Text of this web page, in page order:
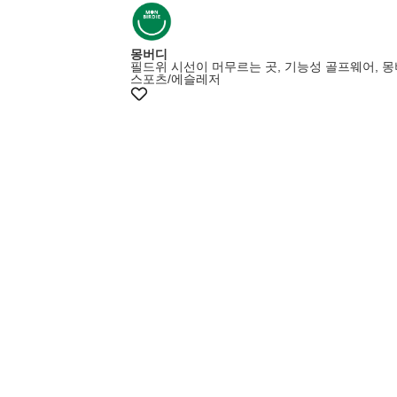
몽버디
필드위 시선이 머무르는 곳, 기능성 골프웨어, 몽
스포츠/에슬레저